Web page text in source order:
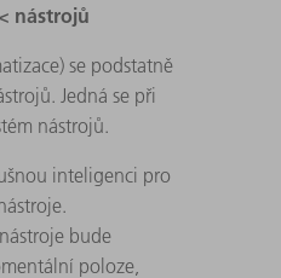
nástrojů
se podstatně
Jedná se při
nástrojů.
inteligenci pro
bude
poloze,